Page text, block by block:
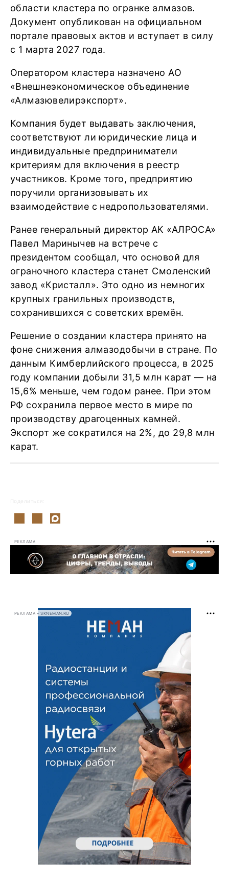
области кластера по огранке алмазов.
Документ опубликован на официальном
портале правовых актов и вступает в силу
с 1 марта 2027 года.
Оператором кластера назначено АО
«Внешнеэкономическое объединение
«Алмазювелирэкспорт».
Компания будет выдавать заключения,
соответствуют ли юридические лица и
индивидуальные предприниматели
критериям для включения в реестр
участников. Кроме того, предприятию
поручили организовывать их
взаимодействие с недропользователями.
Ранее генеральный директор АК «АЛРОСА»
Павел Маринычев на встрече с
президентом сообщал, что основой для
ограночного кластера станет Смоленский
завод «Кристалл». Это одно из немногих
крупных гранильных производств,
сохранившихся с советских времён.
Решение о создании кластера принято на
фоне снижения алмазодобычи в стране. По
данным Кимберлийского процесса, в 2025
году компании добыли 31,5 млн карат — на
15,6% меньше, чем годом ранее. При этом
РФ сохранила первое место в мире по
производству драгоценных камней.
Экспорт же сократился на 2%, до 29,8 млн
карат.
Поделиться:
РЕКЛАМА
РЕКЛАМА • SKNEMAN.RU